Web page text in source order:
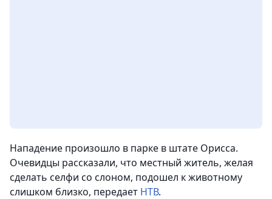
Нападение произошло в парке в штате Орисса.
Очевидцы рассказали, что местный житель, желая
сделать селфи со слоном, подошел к животному
слишком близко, передает НТВ.